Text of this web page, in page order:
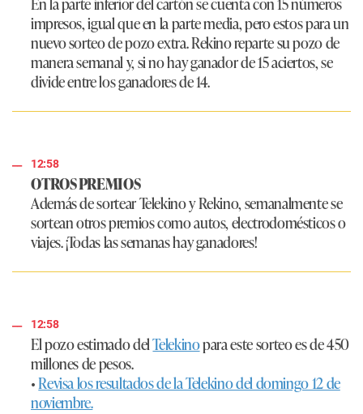
impresos, igual que en la parte media, pero estos para un
nuevo sorteo de pozo extra. Rekino reparte su pozo de
manera semanal y, si no hay ganador de 15 aciertos, se
divide entre los ganadores de 14.
12:58
OTROS PREMIOS
Además de sortear Telekino y Rekino, semanalmente se
sortean otros premios como autos, electrodomésticos o
viajes. ¡Todas las semanas hay ganadores!
12:58
El pozo estimado delTelekinopara este sorteo es de 450
millones de pesos.
•Revisa los resultados de la Telekino del domingo 12 de
noviembre.